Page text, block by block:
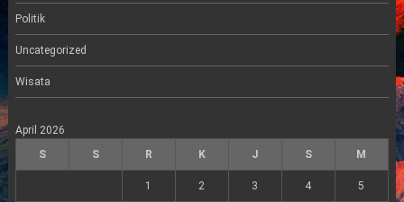
Politik
Uncategorized
Wisata
April 2026
S
S R K J S M
1 2 3 4 5